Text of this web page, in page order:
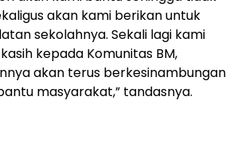
akan kami berikan untuk
sekolahnya. Sekali lagi kami
kepada Komunitas BM,
akan terus berkesinambungan
masyarakat,” tandasnya.